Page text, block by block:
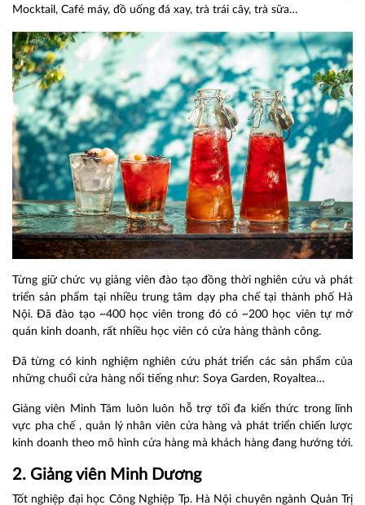
Mocktail, Café máy, đồ uống đá xay, trà trái cây, trà sữa…
Từng giữ chức vụ giảng viên đào tạo đồng thời nghiên cứu và phát
triển sản phẩm tại nhiều trung tâm dạy pha chế tại thành phố Hà
Nội. Đã đào tạo ~400 học viên trong đó có ~200 học viên tự mở
quán kinh doanh, rất nhiều học viên có cửa hàng thành công.
Đã từng có kinh nghiệm nghiên cứu phát triển các sản phẩm của
những chuổi cửa hàng nổi tiếng như: Soya Garden, Royaltea…
Giảng viên Minh Tâm luôn luôn hỗ trợ tối đa kiến thức trong lĩnh
vực pha chế , quản lý nhân viên cửa hàng và phát triển chiến lược
kinh doanh theo mô hình cửa hàng mà khách hàng đang hướng tới.
2. Giảng viên Minh Dương
Tốt nghiệp đại học Công Nghiệp Tp. Hà Nội chuyên ngành Quản Trị